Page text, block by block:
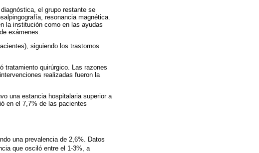
el grupo restante se
resonancia magnética.
la institución como en las ayudas
exámenes.
siguiendo los trastornos
tratamiento quirúrgico. Las razones
realizadas fueron la
una estancia hospitalaria superior a
en el 7,7% de las pacientes
una prevalencia de 2,6%. Datos
que osciló entre el 1-3%, a